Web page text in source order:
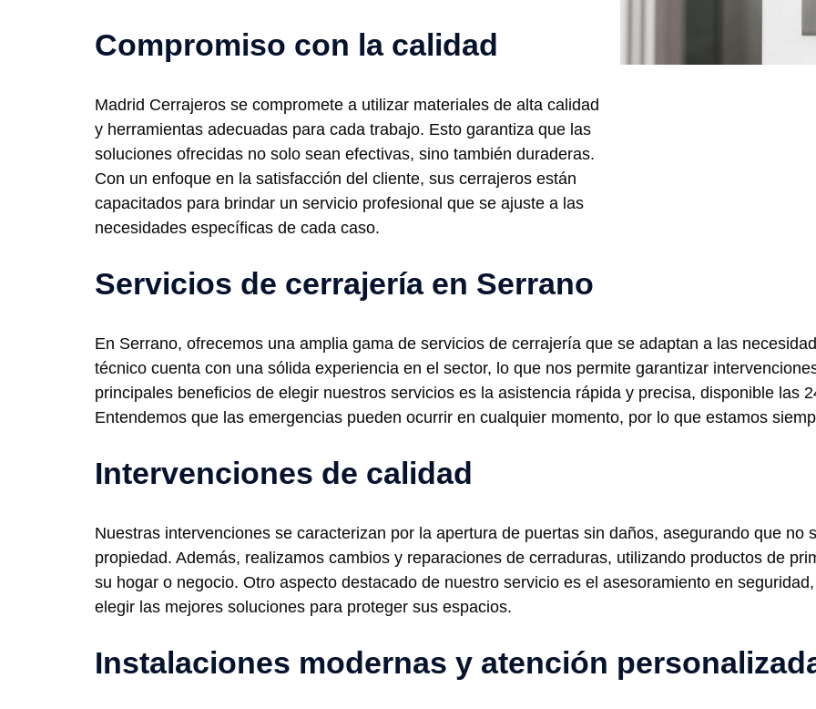
Compromiso con la calidad
Madrid Cerrajeros se compromete a utilizar materiales de alta calidad
y herramientas adecuadas para cada trabajo. Esto garantiza que las
soluciones ofrecidas no solo sean efectivas, sino también duraderas.
Con un enfoque en la satisfacción del cliente, sus cerrajeros están
capacitados para brindar un servicio profesional que se ajuste a las
necesidades específicas de cada caso.
Servicios de cerrajería en Serrano
En Serrano, ofrecemos una amplia gama de servicios de cerrajería que se adaptan a las
técnico cuenta con una sólida experiencia en el sector, lo que nos permite garantizar
principales beneficios de elegir nuestros servicios es la asistencia rápida y precisa, disponible las
Entendemos que las emergencias pueden ocurrir en cualquier momento, por lo que estamos
Intervenciones de calidad
Nuestras intervenciones se caracterizan por la apertura de puertas sin daños, asegurando que no
propiedad. Además, realizamos cambios y reparaciones de cerraduras, utilizando productos de
su hogar o negocio. Otro aspecto destacado de nuestro servicio es el asesoramiento en
elegir las mejores soluciones para proteger sus espacios.
Instalaciones modernas y atención